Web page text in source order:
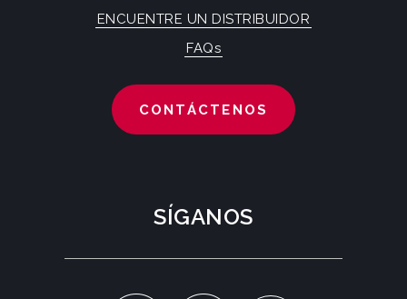
ENCUENTRE UN DISTRIBUIDOR
FAQs
CONTÁCTENOS
SÍGANOS